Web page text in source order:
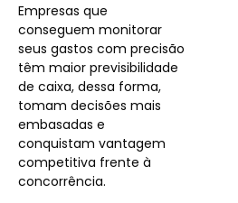
Empresas que
conseguem monitorar
seus gastos com precisão
têm maior previsibilidade
de caixa, dessa forma,
tomam decisões mais
embasadas e
conquistam vantagem
competitiva frente à
concorrência.